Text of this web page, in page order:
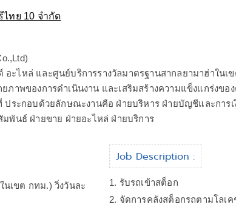
ทย 10 จำกัด
ะไหล่ และศูนย์บริการรางวัลมาตรฐานสากลยามาฮ่าใน
ภาพของการดำเนินงาน และเสริมสร้างความแข็งแกร่งข
ประกอบด้วยลักษณะงานคือ ฝ่ายบริหาร ฝ่ายบัญชีและการ
พันธ์ ฝ่ายขาย ฝ่ายอะไหล่ ฝ่ายบริการ
นเขต กทม.) วิ่งวันละ
Job Description :
1. รับรถเข้าสต็อก
2. จัดการคลังสต็อกรถตามโลเ